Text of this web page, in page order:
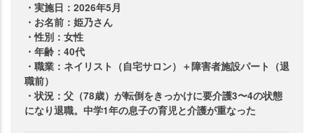
・実施日：2026年5月
・お名前：姫乃さん
・性別：女性
・年齢：40代
・職業：ネイリスト（自宅サロン）＋障害者施設パート（退
職前）
・状況：父（78歳）が転倒をきっかけに要介護3〜4の状態
になり退職。中学1年の息子の育児と介護が重なった